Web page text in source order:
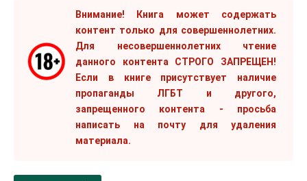
Внимание! Книга может содержать
контент только для совершеннолетних.
Для несовершеннолетних чтение
данного контента СТРОГО ЗАПРЕЩЕН!
Если в книге присутствует наличие
пропаганды ЛГБТ и другого,
запрещенного контента - просьба
написать на почту для удаления
материала.